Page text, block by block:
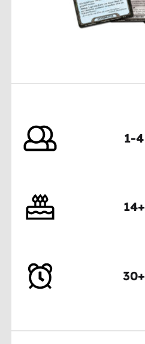
1-4
14+
30+